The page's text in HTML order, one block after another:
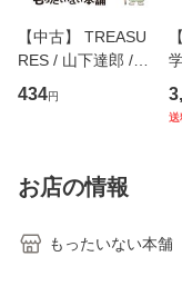
【中古】 TREASU
RES / 山下達郎 /
イーストウエス
ト・ジャパン [CD]
434円
送
お店の情報
もったいない本舗